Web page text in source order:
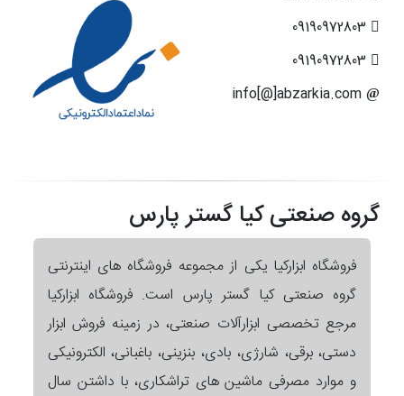
گروه صنعتی کیا گستر پارس
فروشگاه ابزارکیا یکی از مجموعه فروشگاه های اینترنتی
گروه صنعتی کیا گستر پارس است. فروشگاه ابزارکیا
مرجع تخصصی ابزارآلات صنعتی، در زمینه فروش ابزار
دستی، برقی، شارژی، بادی، بنزینی، باغبانی، الکترونیکی
و موارد مصرفی ماشین های تراشکاری، با داشتن سال